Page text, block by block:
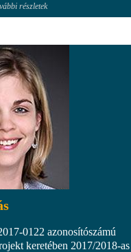
részletek
0122 azonosítószámú
keretében 2017/2018-as